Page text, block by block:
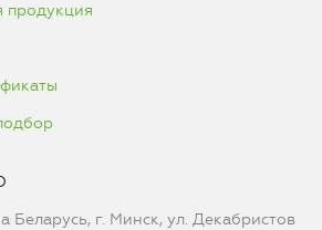
продукция
Беларусь, г. Минск, ул. Декабристов